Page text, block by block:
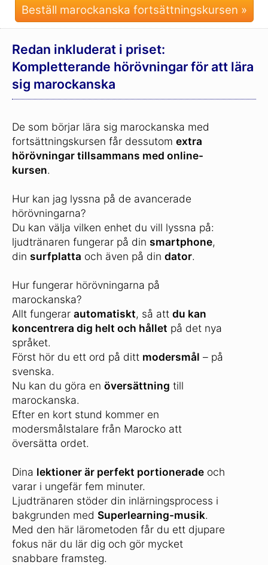
Beställ marockanska fortsättningskursen »
Redan inkluderat i priset:
Kompletterande hörövningar för att lära
sig marockanska
De som börjar lära sig marockanska med
fortsättningskursen får dessutom extra
hörövningar tillsammans med online-
kursen.
Hur kan jag lyssna på de avancerade
hörövningarna?
Du kan välja vilken enhet du vill lyssna på:
ljudtränaren fungerar på din smartphone,
din surfplatta och även på din dator.
Hur fungerar hörövningarna på
marockanska?
Allt fungerar automatiskt, så att du kan
koncentrera dig helt och hållet på det nya
språket.
Först hör du ett ord på ditt modersmål – på
svenska.
Nu kan du göra en översättning till
marockanska.
Efter en kort stund kommer en
modersmålstalare från Marocko att
översätta ordet.
Dina lektioner är perfekt portionerade och
varar i ungefär fem minuter.
Ljudtränaren stöder din inlärningsprocess i
bakgrunden med Superlearning-musik.
Med den här lärometoden får du ett djupare
fokus när du lär dig och gör mycket
snabbare framsteg.